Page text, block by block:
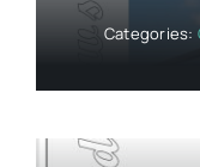
Categories: